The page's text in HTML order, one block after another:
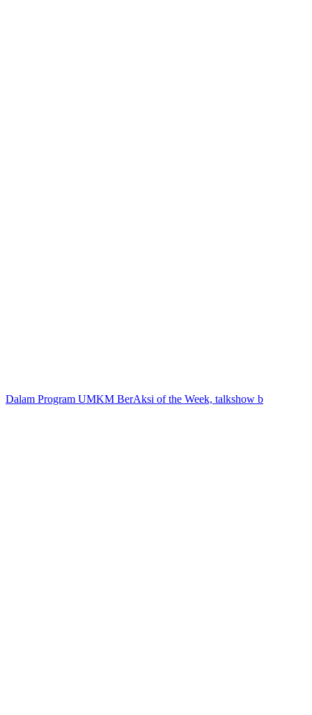
Dalam Program UMKM BerAksi of the Week, talkshow b